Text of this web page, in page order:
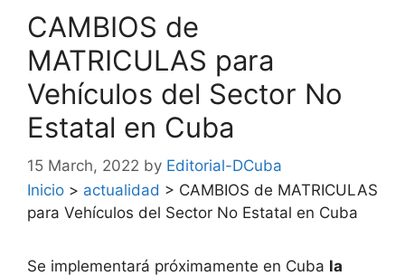
CAMBIOS de
MATRICULAS para
Vehículos del Sector No
Estatal en Cuba
15 March, 2022 by Editorial-DCuba
Inicio > actualidad > CAMBIOS de MATRICULAS
para Vehículos del Sector No Estatal en Cuba
Se implementará próximamente en Cuba la